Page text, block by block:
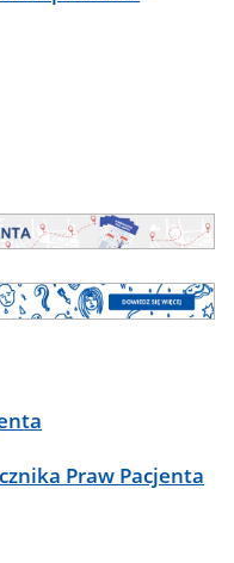
Praw Pacjenta